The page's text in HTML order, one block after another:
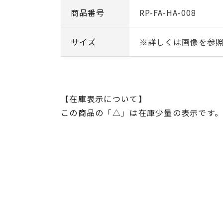
商品番号 RP-FA-HA-008
サイズ ※詳しくは画像を参照
【在庫表示について】
この商品の「△」は在庫少量の表示です。